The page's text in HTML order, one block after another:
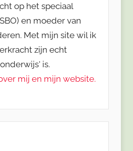
op het speciaal
en moeder van
Met mijn site wil ik
zijn echt
is.
mij en mijn website.